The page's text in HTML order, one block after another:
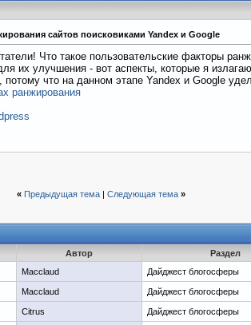
сайтов поисковиками Yandex и Google
Что такое пользовательские факторы
их улучшения - вот аспекты, которые я
потому что на данном этапе Yandex и Google
ранжирования
« Предыдущая тема| Следующая тема »
Автор Раздел
Macclaud Дайджест блогосферы
Macclaud Дайджест блогосферы
Citrus Дайджест блогосферы